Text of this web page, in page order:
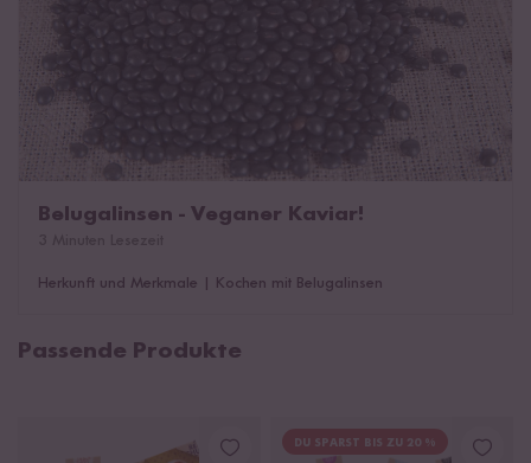
Belugalinsen - Veganer Kaviar!
Herkunft und Merkmale | Kochen mit Belugalinsen
Passende Produkte
DU SPARST BIS ZU 20 %